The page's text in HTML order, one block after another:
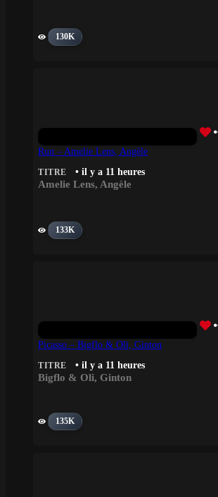
130K
Run – Amelie Lens, Angèle
TITRE • il y a 11 heures
Amelie Lens, Angèle
133K
Picasso – Bigflo & Oli, Ginton
TITRE • il y a 11 heures
Bigflo & Oli, Ginton
135K